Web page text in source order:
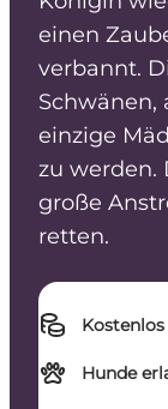
einen
verbannt.
Schwänen,
einzige
zu werden.
große
retten.
Kostenlos
Hunde